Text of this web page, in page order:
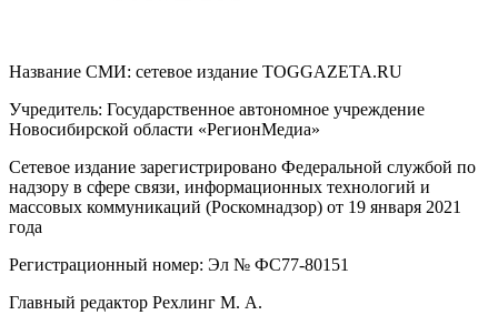
Название СМИ: cетевое издание TOGGAZETA.RU
Учредитель: Государственное автономное учреждение
Новосибирской области «РегионМедиа»
Сетевое издание зарегистрировано Федеральной службой по
надзору в сфере связи, информационных технологий и
массовых коммуникаций (Роскомнадзор) от 19 января 2021
года
Регистрационный номер: Эл № ФС77-80151
Главный редактор Рехлинг М. А.